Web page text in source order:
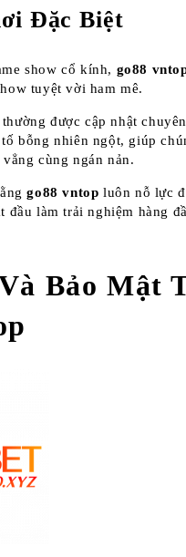
Đặc Biệt
show cổ kính, go88
tuyệt vời ham mê.
được cập nhật
bỗng nhiên ngột, giúp
cùng ngán nản.
go88 vntop luôn nỗ lực
đầu làm trải nghiệm hàng
Bảo Mật